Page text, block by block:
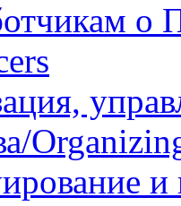
о
и